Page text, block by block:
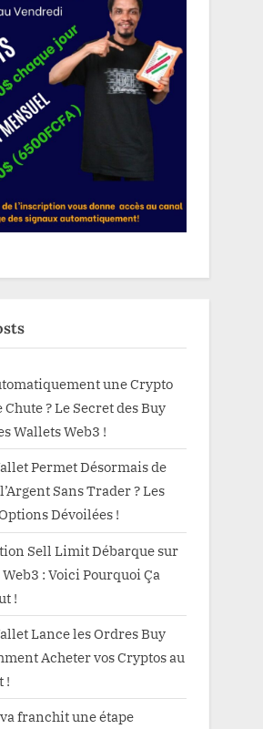
une Crypto
? Le Secret des Buy
Wallets Web3 !
Permet Désormais de
Sans Trader ? Les
Dévoilées !
Sell Limit Débarque sur
: Voici Pourquoi Ça
!
Lance les Ordres Buy
Acheter vos Cryptos au
!
franchit une étape